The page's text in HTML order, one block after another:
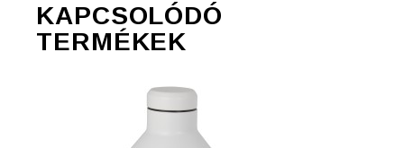
KAPCSOLÓDÓ
TERMÉKEK